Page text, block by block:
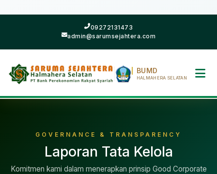
09272131473
admin@sarumsejahtera.com
BUMD
HALMAHERA SELATAN
GOVERNANCE & TRANSPARENCY
Laporan Tata Kelola
Komitmen kami dalam menerapkan prinsip Good Corporate